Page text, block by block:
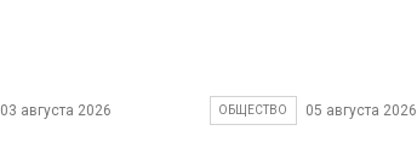
03 августа 2026 ОБЩЕСТВО 05 августа 2026